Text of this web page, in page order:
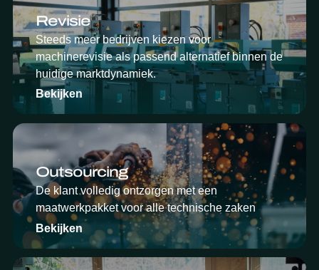
Revisie
Steeds meer bedrijven kiezen voor
machinerevisie als passend alternatief binnen de
huidige marktdynamiek.
Bekijken
Outsourcing
De klant volledig ontzorgen met een
maatwerkpakket voor alle technische zaken
Bekijken